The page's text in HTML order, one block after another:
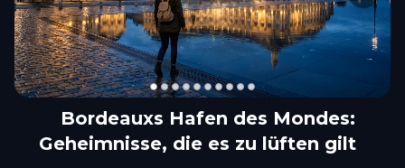
Bordeauxs Hafen des Mondes:
Geheimnisse, die es zu lüften gilt